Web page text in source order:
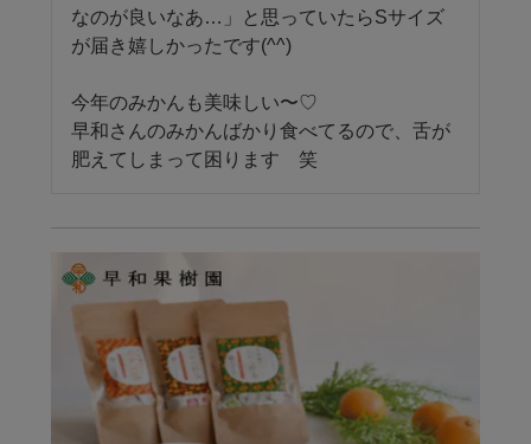
なのが良いなあ…」と思っていたらSサイズ
が届き嬉しかったです(^^)
今年のみかんも美味しい〜♡
早和さんのみかんばかり食べてるので、舌が
肥えてしまって困ります　笑